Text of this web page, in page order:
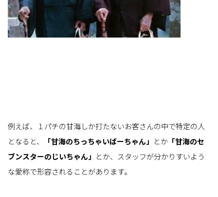
例えば、１パチの甘海しか打たないお客さんの中で特定の人
となると、
「甘海のちっちゃいばーちゃん」 とか 「甘海のセ
ブンスターのじいちゃん」 とか、スタッフが分かりすいよう
な愛称で形容されることがあります。